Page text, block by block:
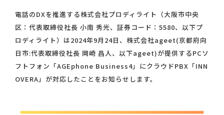
電話のDXを推進する株式会社プロディライト（大阪市中央
区：代表取締役社長 小南 秀光、証券コード：5580、以下プ
ロディライト）は2024年9月24日、株式会社ageet(京都府向
日市:代表取締役社長 岡崎 昌人、以下ageet)が提供するPCソ
フトフォン「AGEphone Business4」にクラウドPBX「INN
OVERA」が対応したことをお知らせします。